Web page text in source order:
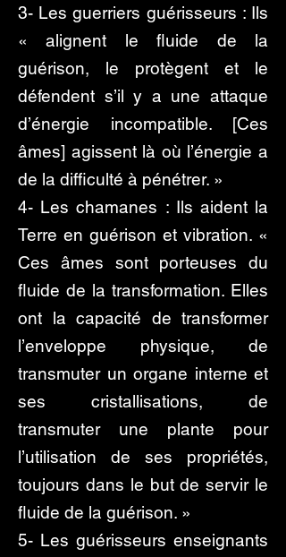
3- Les guerriers guérisseurs : Ils
« alignent le fluide de la
guérison, le protègent et le
défendent s’il y a une attaque
d’énergie incompatible. [Ces
âmes] agissent là où l’énergie a
de la difficulté à pénétrer. »
4- Les chamanes : Ils aident la
Terre en guérison et vibration. «
Ces âmes sont porteuses du
fluide de la transformation. Elles
ont la capacité de transformer
l’enveloppe physique, de
transmuter un organe interne et
ses cristallisations, de
transmuter une plante pour
l’utilisation de ses propriétés,
toujours dans le but de servir le
fluide de la guérison. »
5- Les guérisseurs enseignants